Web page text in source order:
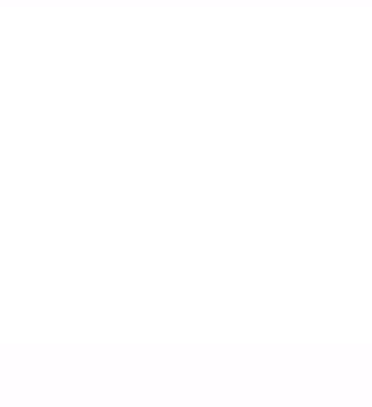
w całej Polsce!
jak pomoc drogowa, holowanie pojazdów, skup lub
się w skutecznej promocji tych usług w Internecie,
w zakładce "Współpraca".
trwałych relacji z klientami poprzez